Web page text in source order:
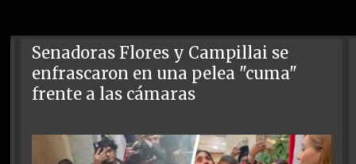
Senadoras Flores y Campillai se
enfrascaron en una pelea "cuma"
frente a las cámaras